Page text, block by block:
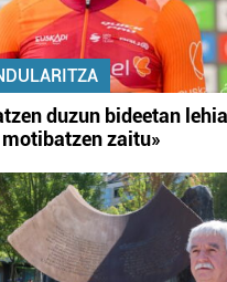
duzun bideetan
zaitu»